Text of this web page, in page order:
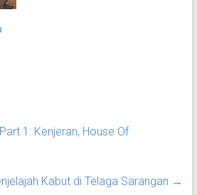
1: Kenjeran, House Of
Kabut di Telaga Sarangan →